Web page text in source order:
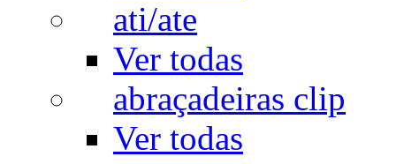
ati/ate
Ver todas
abraçadeiras clip
Ver todas